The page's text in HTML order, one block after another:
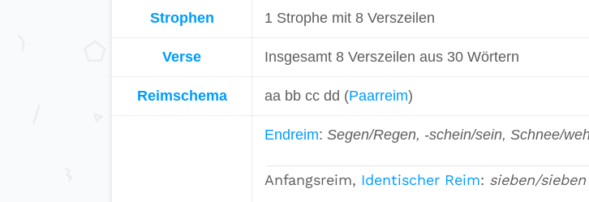
Strophen 1 Strophe mit 8 Verszeilen
Verse Insgesamt 8 Verszeilen aus 30 Wörtern
Reimschema aa bb cc dd (Paarreim)
Endreim: Segen/Regen, -schein/sein, Schnee/
Anfangsreim, Identischer Reim: sieben/sieben